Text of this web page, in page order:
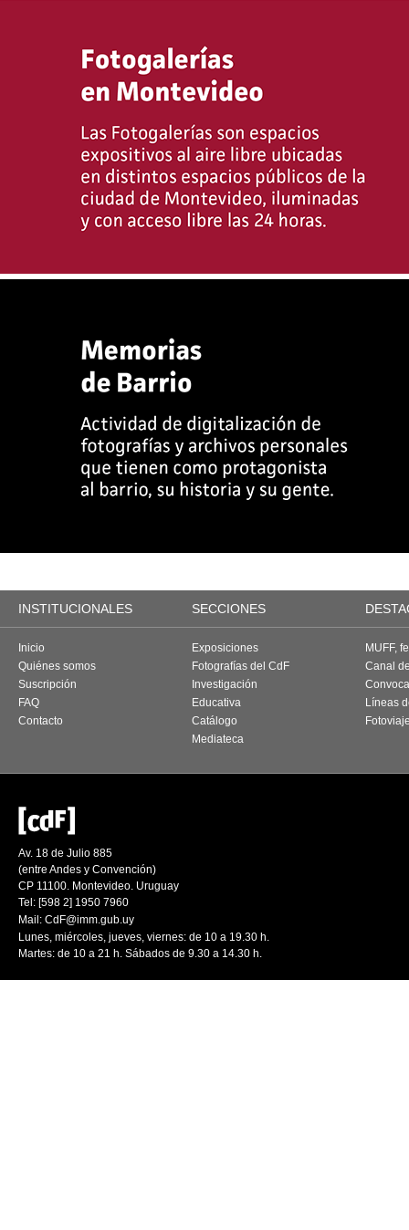
INSTITUCIONALES SECCIONES
Inicio
Quiénes somos
Suscripción
FAQ
Contacto
Exposiciones
Fotografías del CdF
Investigación
Educativa
Catálogo
Mediateca
MUFF,
Canal
Líneas
Av. 18 de Julio 885
(entre Andes y Convención)
CP 11100. Montevideo. Uruguay
Tel: [598 2] 1950 7960
Mail: CdF@imm.gub.uy
Lunes, miércoles, jueves, viernes: de 10 a 19.30 h.
Martes: de 10 a 21 h. Sábados de 9.30 a 14.30 h.